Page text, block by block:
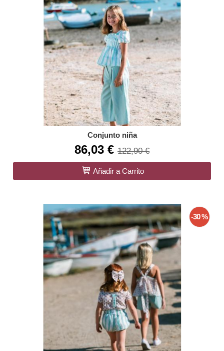
Conjunto niña
86,03 € 122,90 €
Añadir a Carrito
-30 %